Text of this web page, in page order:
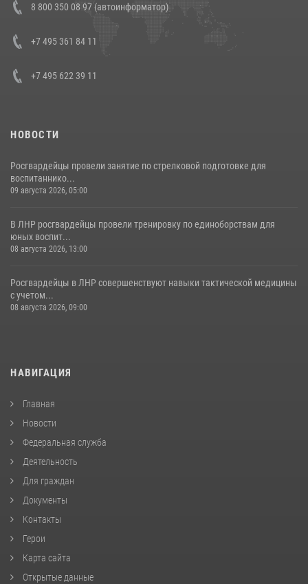
генерала армии Виктора Золотова с заместителем полномочного
представителя Президента Российской Федерации в Северо-
Кавказском федеральном округе Виталием Кузнецовым
8 800 350 08 97 (автоинформатор)
+7 495 361 84 11
+7 495 622 39 11
НОВОСТИ
Росгвардейцы провели занятие по стрелковой подготовке для
воспитаннико...
09 августа 2026, 05:00
В ЛНР росгвардейцы провели тренировку по единоборствам для
юных воспит...
08 августа 2026, 13:00
Росгвардейцы в ЛНР совершенствуют навыки тактической медицины
с учетом...
08 августа 2026, 09:00
НАВИГАЦИЯ
Главная
Новости
Федеральная служба
Деятельность
Для граждан
Документы
Контакты
Герои
Карта сайта
Открытые данные